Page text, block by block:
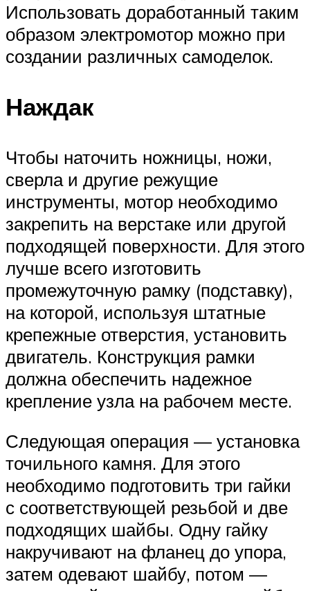
Использовать доработанный таким
образом электромотор можно при
создании различных самоделок.
Наждак
Чтобы наточить ножницы, ножи,
сверла и другие режущие
инструменты, мотор необходимо
закрепить на верстаке или другой
подходящей поверхности. Для этого
лучше всего изготовить
промежуточную рамку (подставку),
на которой, используя штатные
крепежные отверстия, установить
двигатель. Конструкция рамки
должна обеспечить надежное
крепление узла на рабочем месте.
Следующая операция — установка
точильного камня. Для этого
необходимо подготовить три гайки
с соответствующей резьбой и две
подходящих шайбы. Одну гайку
накручивают на фланец до упора,
затем одевают шайбу, потом —